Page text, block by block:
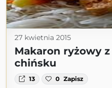
27 kwietnia 2015
Makaron ryżowy
chińsku
13 0 Zapisz